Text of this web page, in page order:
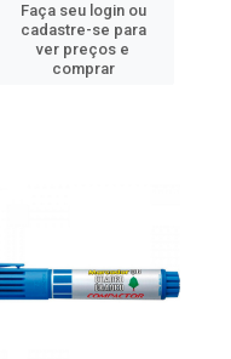
Faça seu login ou
cadastre-se para
ver preços e
comprar